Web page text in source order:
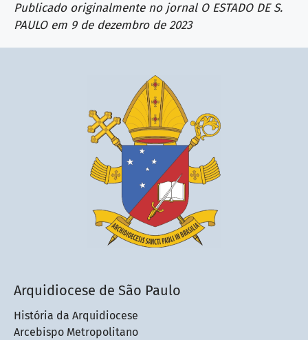
Publicado originalmente no jornal O ESTADO DE S.
PAULO em 9 de dezembro de 2023
Arquidiocese de São Paulo
História da Arquidiocese
Arcebispo Metropolitano